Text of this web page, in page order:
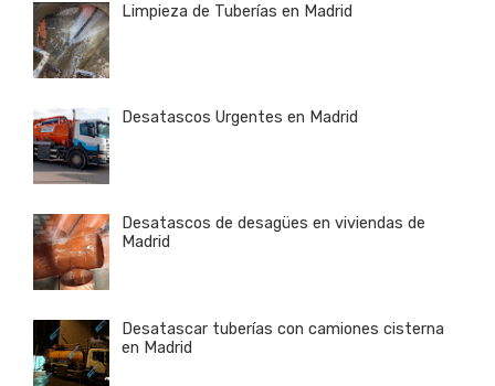
Limpieza de Tuberías en Madrid
Desatascos Urgentes en Madrid
Desatascos de desagües en viviendas de
Madrid
Desatascar tuberías con camiones cisterna
en Madrid